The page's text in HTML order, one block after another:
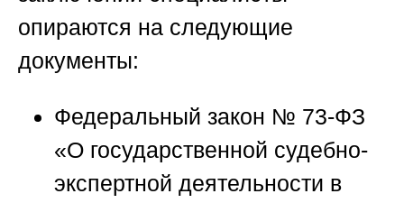
опираются на следующие
документы:
Федеральный закон № 73-ФЗ
«О государственной судебно-
экспертной деятельности в